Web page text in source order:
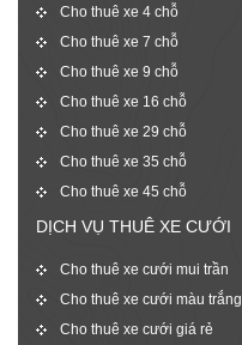
Cho thuê xe 4 chỗ
Cho thuê xe 7 chỗ
Cho thuê xe 9 chỗ
Cho thuê xe 16 chỗ
Cho thuê xe 29 chỗ
Cho thuê xe 35 chỗ
Cho thuê xe 45 chỗ
DỊCH VỤ THUÊ XE CƯỚI
Cho thuê xe cưới mui trần
Cho thuê xe cưới màu trắng
Cho thuê xe cưới giá rẻ